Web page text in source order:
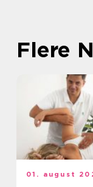
Flere
01. august